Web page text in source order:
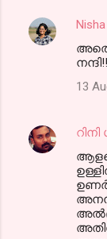
Nisha
13